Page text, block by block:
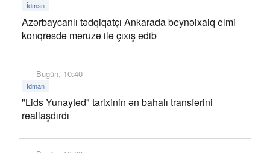
İdman
Azərbaycanlı tədqiqatçı Ankarada beynəlxalq elmi
konqresdə məruzə ilə çıxış edib
Bugün, 10:40
İdman
"Lids Yunayted" tarixinin ən bahalı transferini
reallaşdırdı